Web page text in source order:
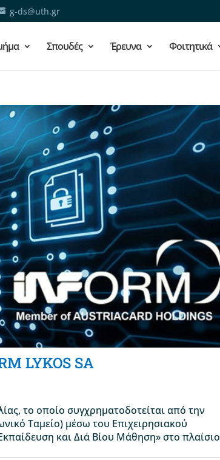
g-ds@uth.gr
Σπουδές Έρευνα Φοιτητικά
LYKOS SA
το οποίο συγχρηματοδοτείται από την
Ταμείο) μέσω του Επιχειρησιακού
και Διά Βίου Μάθηση» στο πλαίσιο